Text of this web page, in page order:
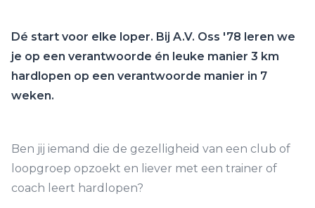
Dé start voor elke loper. Bij A.V. Oss '78 leren we
je op een verantwoorde én leuke manier 3 km
hardlopen op een verantwoorde manier in 7
weken.
Ben jij iemand die de gezelligheid van een club of
loopgroep opzoekt en liever met een trainer of
coach leert hardlopen?